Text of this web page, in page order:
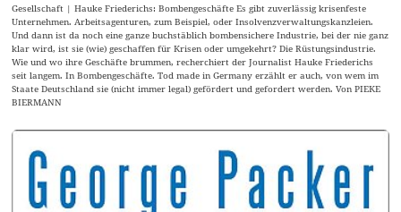
Gesellschaft | Hauke Friederichs: Bombengeschäfte Es gibt zuverlässig krisenfeste
Unternehmen. Arbeitsagenturen, zum Beispiel, oder Insolvenzverwaltungskanzleien.
Und dann ist da noch eine ganze buchstäblich bombensichere Industrie, bei der nie ganz
klar wird, ist sie (wie) geschaffen für Krisen oder umgekehrt? Die Rüstungsindustrie.
Wie und wo ihre Geschäfte brummen, recherchiert der Journalist Hauke Friederichs
seit langem. In Bombengeschäfte. Tod made in Germany erzählt er auch, von wem im
Staate Deutschland sie (nicht immer legal) gefördert und gefordert werden. Von PIEKE
BIERMANN